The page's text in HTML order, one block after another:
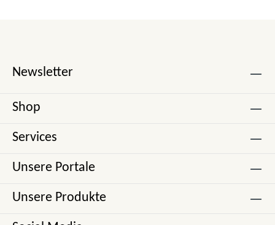
Newsletter
Shop
Services
Unsere Portale
Unsere Produkte